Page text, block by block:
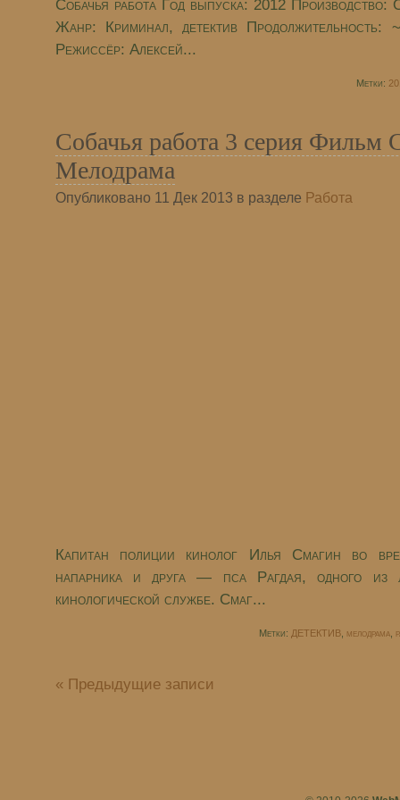
Собачья работа Год выпуска: 2012
Жанр: Криминал, детектив Продолжительность:
Режиссёр: Алексей...
Метки:
Собачья работа 3 серия Фильм
Мелодрама
Опубликовано 11 Дек 2013 в разделе Работа
Капитан полиции кинолог Илья Смагин во
напарника и друга — пса Рагдая, одного из
кинологической службе. Смаг...
Метки: ДЕТЕКТИВ, мелодрама,
« Предыдущие записи